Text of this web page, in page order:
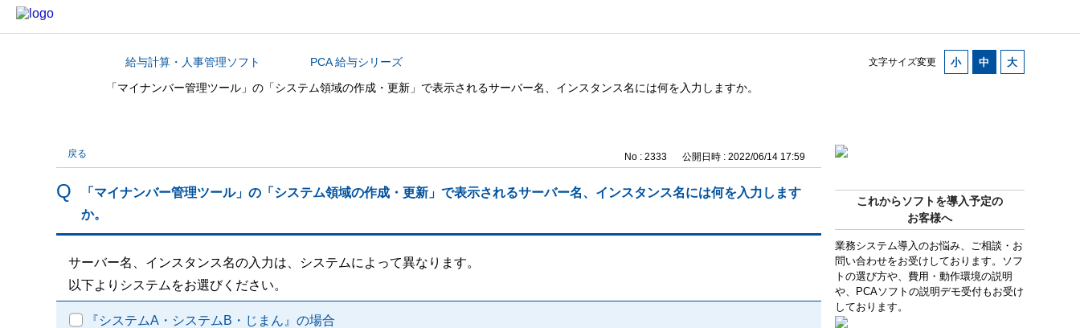
文字サイズ変更
カテゴリから探す給与計算・人事管理ソフト
PCA 給与シリーズ
「マイナンバー管理ツール」の「システム領域の作成・更新」で表示されるサーバー名、インスタンス名には何を入力しますか。
これからソフトを導入予定の
お客様へ
業務システム導入のお悩み、ご相談・お
問い合わせをお受けしております。ソフ
トの選び方や、費用・動作環境の説明
や、PCAソフトの説明デモ受付もお受け
しております。
戻る No : 2333 公開日時 : 2022/06/14 17:59
「マイナンバー管理ツール」の「システム領域の作成・更新」で表示されるサーバー名、インスタンス名には何を入力します
か。
サーバー名、インスタンス名の入力は、システムによって異なります。
以下よりシステムをお選びください。
『システムA・システムB・じまん』の場合